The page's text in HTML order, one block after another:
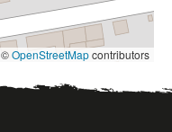
©OpenStreetMapcontributors